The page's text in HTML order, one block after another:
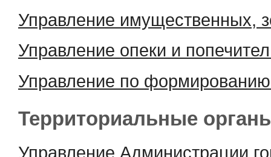
Управление имущественных,
Управление опеки и
Управление по
Территориальные
Управление Администрации